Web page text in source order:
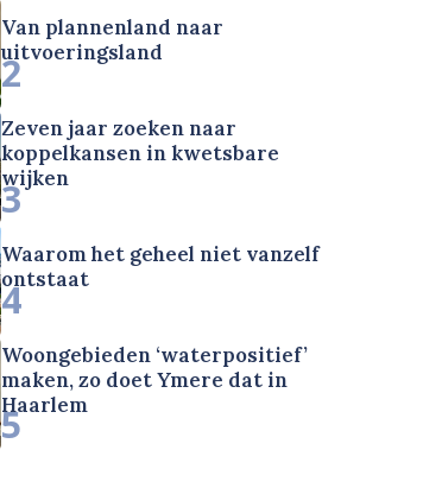
Van plannenland naar
uitvoeringsland
2
Zeven jaar zoeken naar
koppelkansen in kwetsbare
wijken
3
Waarom het geheel niet vanzelf
ontstaat
4
Woongebieden ‘waterpositief’
maken, zo doet Ymere dat in
Haarlem
5